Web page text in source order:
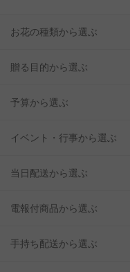
お花の種類から選ぶ
贈る目的から選ぶ
予算から選ぶ
イベント・行事から選ぶ
当日配送から選ぶ
電報付商品から選ぶ
手持ち配送から選ぶ